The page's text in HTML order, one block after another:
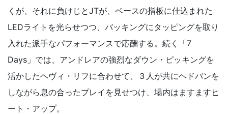
くが、それに負けじとJTが、ベースの指板に仕込まれた
LEDライトを光らせつつ、バッキングにタッピングを取り
入れた派手なパフォーマンスで応酬する。続く「7
Days」では、アンドレアの強烈なダウン・ピッキングを
活かしたヘヴィ・リフに合わせて、３人が共にヘドバンを
しながら息の合ったプレイを見せつけ、場内はますますヒ
ート・アップ。